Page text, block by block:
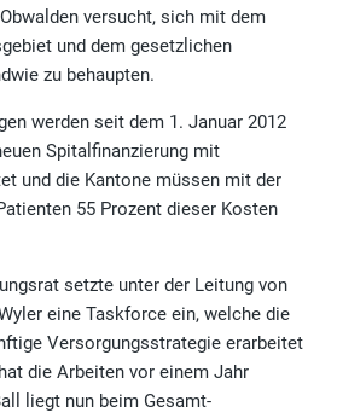
versucht, sich mit dem
und dem gesetzlichen
zu behaupten.
werden seit dem 1. Januar 2012
Spitalfinanzierung mit
und die Kantone müssen mit der
55 Prozent dieser Kosten
setzte unter der Leitung von
eine Taskforce ein, welche die
Versorgungsstrategie erarbeitet
die Arbeiten vor einem Jahr
liegt nun beim Gesamt-